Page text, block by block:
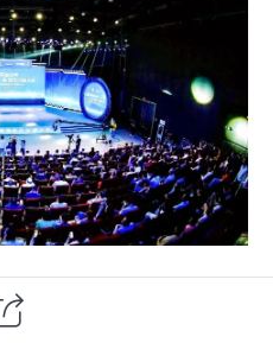
州市政协副主席